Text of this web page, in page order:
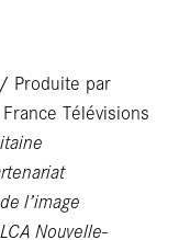
Produite par
Télévisions
l’image
Nouvelle-